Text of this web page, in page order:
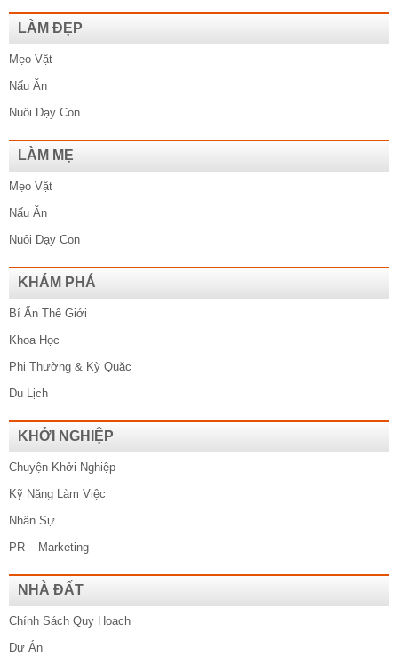
LÀM ĐẸP
Mẹo Vặt
Nấu Ăn
Nuôi Dạy Con
LÀM MẸ
Mẹo Vặt
Nấu Ăn
Nuôi Dạy Con
KHÁM PHÁ
Bí Ẩn Thế Giới
Khoa Học
Phi Thường & Kỳ Quặc
Du Lịch
KHỞI NGHIỆP
Chuyện Khởi Nghiệp
Kỹ Năng Làm Việc
Nhân Sự
PR – Marketing
NHÀ ĐẤT
Chính Sách Quy Hoạch
Dự Án